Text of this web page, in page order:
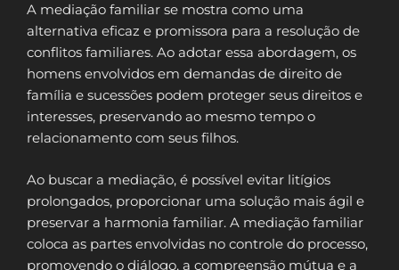
A mediação familiar se mostra como uma
alternativa eficaz e promissora para a resolução de
conflitos familiares. Ao adotar essa abordagem, os
homens envolvidos em demandas de direito de
família e sucessões podem proteger seus direitos e
interesses, preservando ao mesmo tempo o
relacionamento com seus filhos.
Ao buscar a mediação, é possível evitar litígios
prolongados, proporcionar uma solução mais ágil e
preservar a harmonia familiar. A mediação familiar
coloca as partes envolvidas no controle do processo,
promovendo o diálogo, a compreensão mútua e a